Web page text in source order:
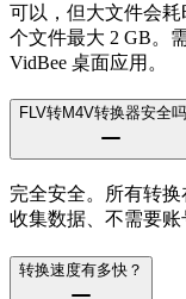
可以，但大文件会
个文件最大 2 GB。
VidBee 桌面应用。
FLV转M4V转换器安全
完全安全。所有转
收集数据、不需要账
转换速度有多快？